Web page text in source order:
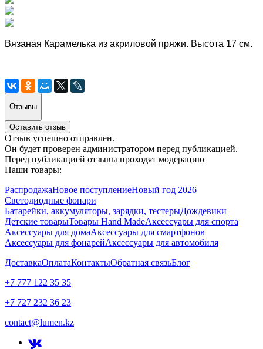
Вязаная Карамелька из акриловой пряжи. Высота 17 см.
Отзывы
Оставить отзыв
Отзыв успешно отправлен.
Он будет проверен администратором перед публикацией.
Перед публикацией отзывы проходят модерацию
Наши товары:
РаспродажаНовое поступлениеНовый год 2026
Светодиодные фонари
Батарейки, аккумуляторы, зарядки, тестерыДождевики
Детские товарыТовары Hand MadeАксессуары для спорта
Аксессуары для домаАксессуары для смартфонов
Аксессуары для фонарейАксессуары для автомобиля
ДоставкаОплатаКонтактыОбратная связьБлог
+7 777 122 35 35
+7 727 232 36 23
contact@lumen.kz